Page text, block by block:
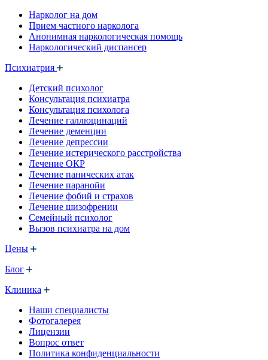
Нарколог на дом
Прием частного нарколога
Анонимная наркологическая помощь
Наркологический диспансер
Психиатрия
Детский психолог
Консультация психиатра
Консультация психолога
Лечение галлюцинаций
Лечение деменции
Лечение депрессии
Лечение истерического расстройства
Лечение ОКР
Лечение панических атак
Лечение паранойи
Лечение фобий и страхов
Лечение шизофрении
Семейный психолог
Вызов психиатра на дом
Цены
Блог
Клиника
Наши специалисты
Фотогалерея
Лицензии
Вопрос ответ
Политика конфиденциальности